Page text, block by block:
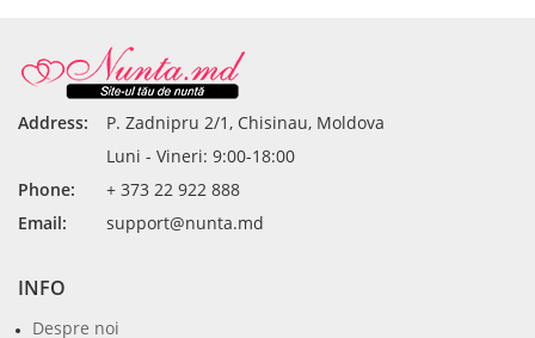
Address:
P. Zadnipru 2/1, Chisinau, Moldova
Luni - Vineri: 9:00-18:00
Phone:
+ 373 22 922 888
Email:
support@nunta.md
INFO
Despre noi